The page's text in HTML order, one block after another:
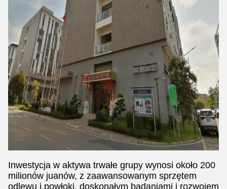
Inwestycja w aktywa trwałe grupy wynosi około 200
milionów juanów, z zaawansowanym sprzętem
odlewu i powłoki, doskonałym badaniami i rozwojem